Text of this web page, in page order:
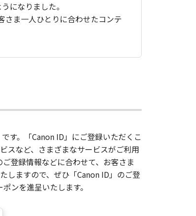
になりました。
さま一人ひとりに合わせたコンテ
す。「Canon ID」にご登録いただくこ
スなど、さまざまなサービスがご利用
登録情報などに合わせて、お客さま
しますので、ぜひ「Canon ID」のご登
ンを進呈いたします。